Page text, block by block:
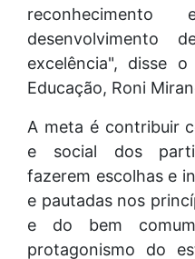
desenvolvimento
excelência", disse
Educação, Roni
A meta é contribuir
e social dos
fazerem escolhas e
e pautadas nos
e do bem
protagonismo do